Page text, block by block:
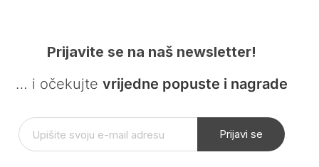
Prijavite se na naš newsletter!
… i očekujte vrijedne popuste i nagrade
Prijavi se